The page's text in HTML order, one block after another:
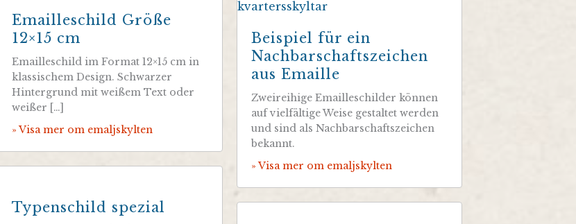
Emailleschild Größe
12×15 cm
Emailleschild im Format 12×15 cm in
klassischem Design. Schwarzer
Hintergrund mit weißem Text oder
weißer […]
» Visa mer om emaljskylten
Beispiel für ein
Nachbarschaftszeichen
aus Emaille
Zweireihige Emailleschilder können
auf vielfältige Weise gestaltet werden
und sind als Nachbarschaftszeichen
bekannt.
» Visa mer om emaljskylten
Typenschild spezial